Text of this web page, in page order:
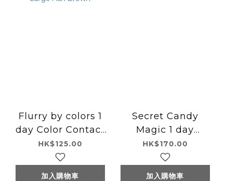
Flurry by colors 1
day Color Contact
Lens 每日即棄有色隱
形眼鏡(1DAY)(10片
裝) Ring Large Ash
HK$125.00
加入購物車
Secret Candy
Magic 1 day
Contact Lenses 每
日即棄有色隱形眼鏡
20片 Lame Gray
HK$170.00
加入購物車